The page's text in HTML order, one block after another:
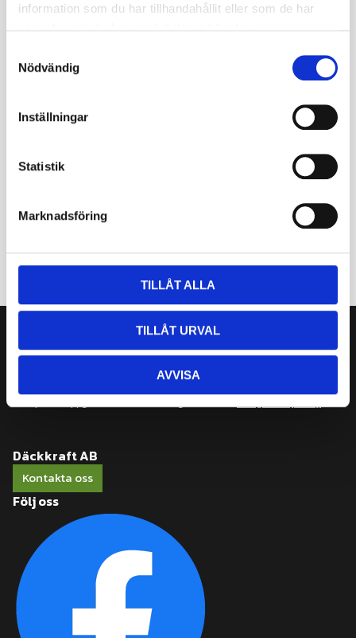
information som du har tillhandahållit eller som de har
Nödvändig
Inställningar
Statistik
Marknadsföring
TILLÅT ALLA
TILLÅT URVAL
AVVISA
Fälgstorlek
9
Omdömen
Däckkraft AB
Kontakta oss
Följ oss